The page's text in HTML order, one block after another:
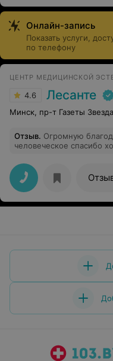
Онлайн-запись
Показать услуги,
по телефону
ЦЕНТР МЕДИЦИНСКОЙ
4.6 Лесанте
Минск, пр-т Газеты
Отзыв. Огромную
человеческое спасибо
на редкость чуткий и